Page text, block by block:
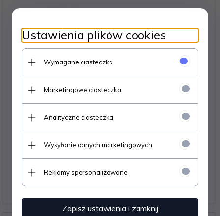
Ustawienia plików cookies
Wymagane ciasteczka
Marketingowe ciasteczka
Analityczne ciasteczka
Wysyłanie danych marketingowych
Reklamy spersonalizowane
Zapisz ustawienia i zamknij